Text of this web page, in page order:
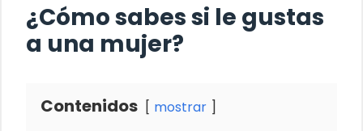
¿Cómo sabes si le gustas
a una mujer?
Contenidos mostrar